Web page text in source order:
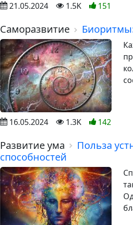
21.05.2024 1.5K 151
Саморазвитие
16.05.2024 1.3K 142
Развитие ума
Польза
способностей